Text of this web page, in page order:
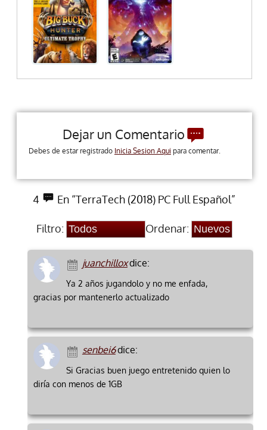
Dejar un Comentario
Debes de estar registrado Inicia Sesion Aqui para comentar.
4 En “TerraTech (2018) PC Full Español”
Filtro: Ordenar:
juanchilloxdice:
Ya 2 años jugandolo y no me enfada,
gracias por mantenerlo actualizado
senbei6dice:
Si Gracias buen juego entretenido quien lo
diría con menos de 1GB